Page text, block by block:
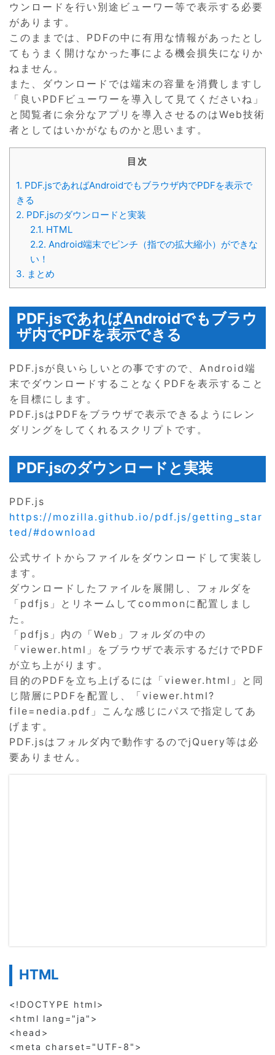
ウンロードを行い別途ビューワー等で表示する必要
があります。
このままでは、PDFの中に有用な情報があったとし
てもうまく開けなかった事による機会損失になりか
ねません。
また、ダウンロードでは端末の容量を消費しますし
「良いPDFビューワーを導入して見てくださいね」
と閲覧者に余分なアプリを導入させるのはWeb技術
者としてはいかがなものかと思います。
目次
1. PDF.jsであればAndroidでもブラウザ内でPDFを表示で
きる
2. PDF.jsのダウンロードと実装
2.1. HTML
2.2. Android端末でピンチ（指での拡大縮小）ができな
い！
3. まとめ
PDF.jsであればAndroidでもブラウ
ザ内でPDFを表示できる
PDF.jsが良いらしいとの事ですので、Android端
末でダウンロードすることなくPDFを表示すること
を目標にします。
PDF.jsはPDFをブラウザで表示できるようにレン
ダリングをしてくれるスクリプトです。
PDF.jsのダウンロードと実装
PDF.js
https://mozilla.github.io/pdf.js/getting_star
ted/#download
公式サイトからファイルをダウンロードして実装し
ます。
ダウンロードしたファイルを展開し、フォルダを
「pdfjs」とリネームしてcommonに配置しまし
た。
「pdfjs」内の「Web」フォルダの中の
「viewer.html」をブラウザで表示するだけでPDF
が立ち上がります。
目的のPDFを立ち上げるには「viewer.html」と同
じ階層にPDFを配置し、「viewer.html?
file=nedia.pdf」こんな感じにパスで指定してあ
げます。
PDF.jsはフォルダ内で動作するのでjQuery等は必
要ありません。
HTML
<!DOCTYPE html>
<html lang="ja">
<head>
<meta charset="UTF-8">